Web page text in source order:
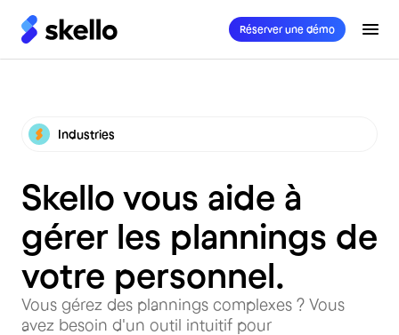
Réserver une démo
Industries
Skello vous aide à
gérer les plannings de
votre personnel.
Vous gérez des plannings complexes ? Vous
avez besoin d'un outil intuitif pour